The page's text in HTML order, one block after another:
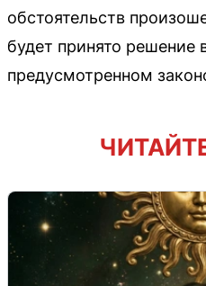
обстоятельств
будет принято решение
предусмотренном